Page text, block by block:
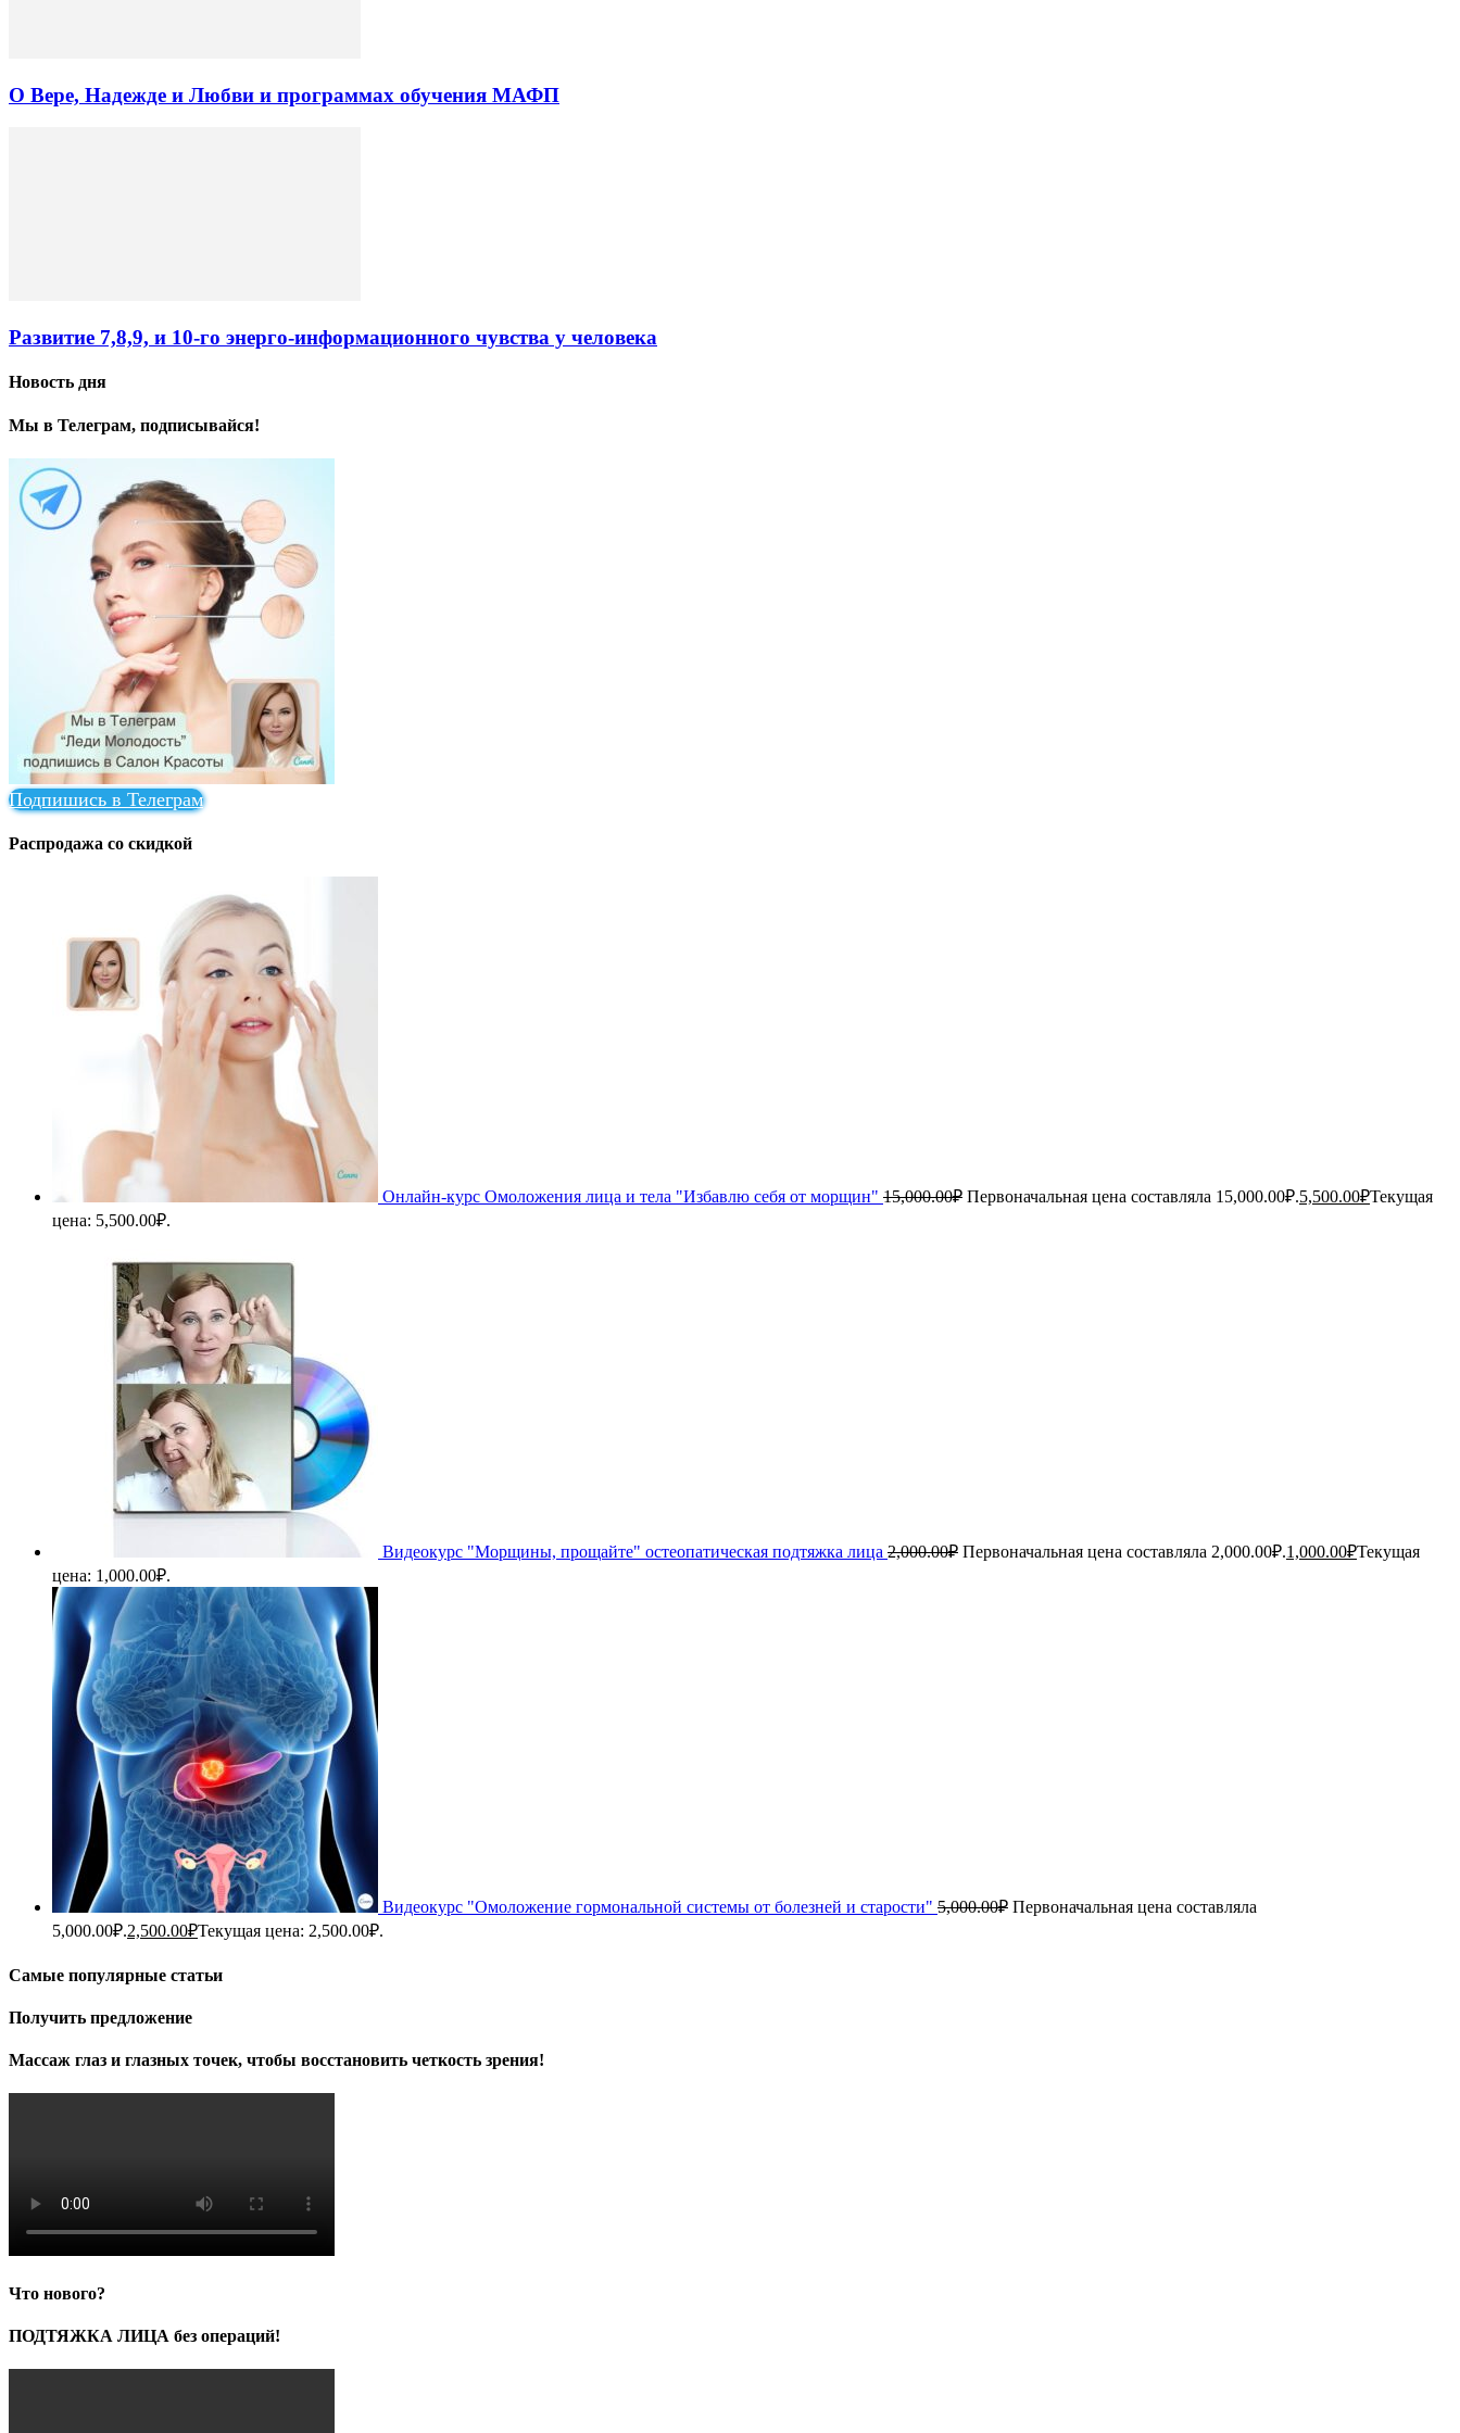
О Вере, Надежде и Любви и программах обучения МАФП
Развитие 7,8,9, и 10-го энерго-информационного чувства у человека
Новость дня
Мы в Телеграм, подписывайся!
Подпишись в Телеграм
Распродажа со скидкой
Онлайн-курс Омоложения лица и тела "Избавлю себя от морщин" 15,000.00₽ Первоначальная цена составляла 15,000.00₽.5,500.00₽Текущая
цена: 5,500.00₽.
Видеокурс "Морщины, прощайте" остеопатическая подтяжка лица 2,000.00₽ Первоначальная цена составляла 2,000.00₽.1,000.00₽Текущая
цена: 1,000.00₽.
Видеокурс "Омоложение гормональной системы от болезней и старости" 5,000.00₽ Первоначальная цена составляла
5,000.00₽.2,500.00₽Текущая цена: 2,500.00₽.
Самые популярные статьи
Получить предложение
Массаж глаз и глазных точек, чтобы восстановить четкость зрения!
Что нового?
ПОДТЯЖКА ЛИЦА без операций!